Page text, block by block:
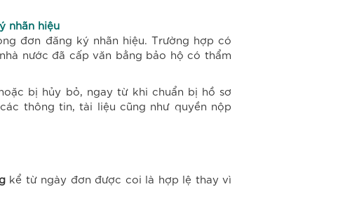
nhãn hiệu
đơn đăng ký nhãn hiệu. Trường hợp có
nước đã cấp văn bằng bảo hộ có thẩm
bị hủy bỏ, ngay từ khi chuẩn bị hồ sơ
thông tin, tài liệu cũng như quyền nộp
kể từ ngày đơn được coi là hợp lệ thay vì